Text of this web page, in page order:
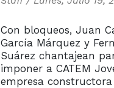
Con bloqueos, Juan
García Márquez y
Suárez chantajean
imponer a CATEM
empresa